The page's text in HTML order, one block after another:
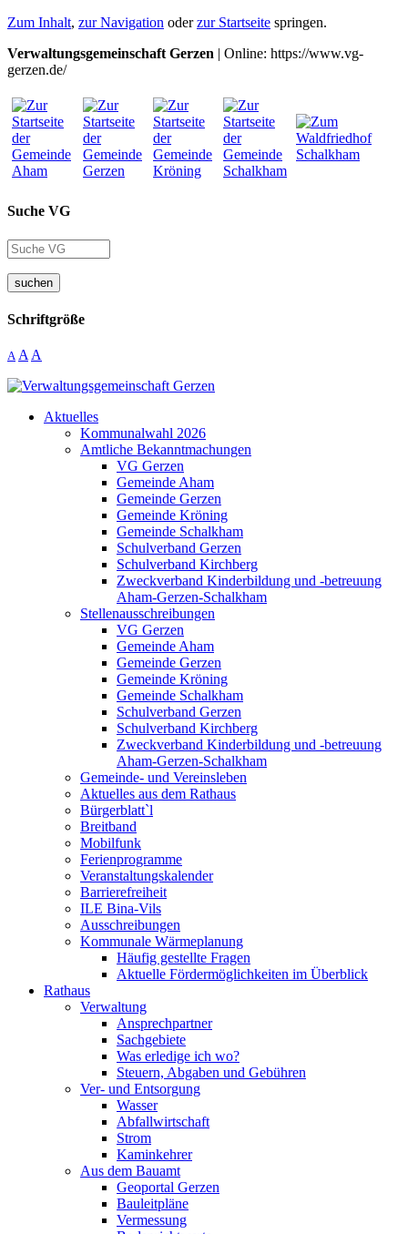
Zum Inhalt, zur Navigation oderzur Startseite springen.
Verwaltungsgemeinschaft Gerzen | Online: https://www.vg-
gerzen.de/
Suche VG
suchen
Schriftgröße
A A A
Aktuelles
Kommunalwahl 2026
Amtliche Bekanntmachungen
VG Gerzen
Gemeinde Aham
Gemeinde Gerzen
Gemeinde Kröning
Gemeinde Schalkham
Schulverband Gerzen
Schulverband Kirchberg
Zweckverband Kinderbildung und -betreuung
Aham-Gerzen-Schalkham
Stellenausschreibungen
VG Gerzen
Gemeinde Aham
Gemeinde Gerzen
Gemeinde Kröning
Gemeinde Schalkham
Schulverband Gerzen
Schulverband Kirchberg
Zweckverband Kinderbildung und -betreuung
Aham-Gerzen-Schalkham
Gemeinde- und Vereinsleben
Aktuelles aus dem Rathaus
Bürgerblatt`l
Breitband
Mobilfunk
Ferienprogramme
Veranstaltungskalender
Barrierefreiheit
ILE Bina-Vils
Ausschreibungen
Kommunale Wärmeplanung
Häufig gestellte Fragen
Aktuelle Fördermöglichkeiten im Überblick
Rathaus
Verwaltung
Ansprechpartner
Sachgebiete
Was erledige ich wo?
Steuern, Abgaben und Gebühren
Ver- und Entsorgung
Wasser
Abfallwirtschaft
Strom
Kaminkehrer
Aus dem Bauamt
Geoportal Gerzen
Bauleitpläne
Vermessung